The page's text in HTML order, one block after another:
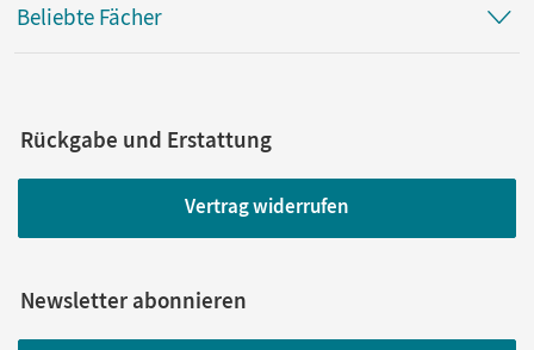
Beliebte Fächer
Rückgabe und Erstattung
Vertrag widerrufen
Newsletter abonnieren